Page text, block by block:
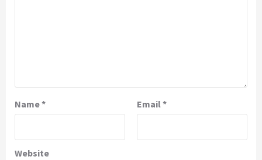
Name* Email*
Website